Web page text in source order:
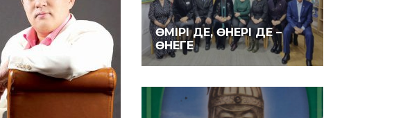
ӨМІРІ ДЕ, ӨНЕРІ ДЕ –
ӨНЕГЕ